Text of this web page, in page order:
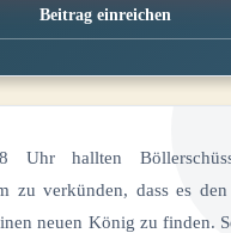
Beitrag einreichen
Uhr hallten
zu verkünden, dass es den
neuen König zu finden.